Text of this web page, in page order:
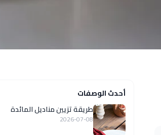
أحدث الوصفات
طريقة تزيين مناديل المائدة
2026-07-08